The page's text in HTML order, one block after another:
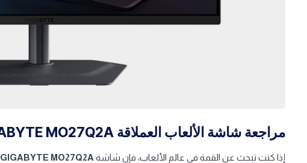
مراجعة شاشة الألعاب العملاقة GIGABYTE MO27Q2A: ثورة الـ QD-OLED
إذا كنت تبحث عن القمة في عالم الألعاب، فإن شاشة GIGABYTE MO27Q2A